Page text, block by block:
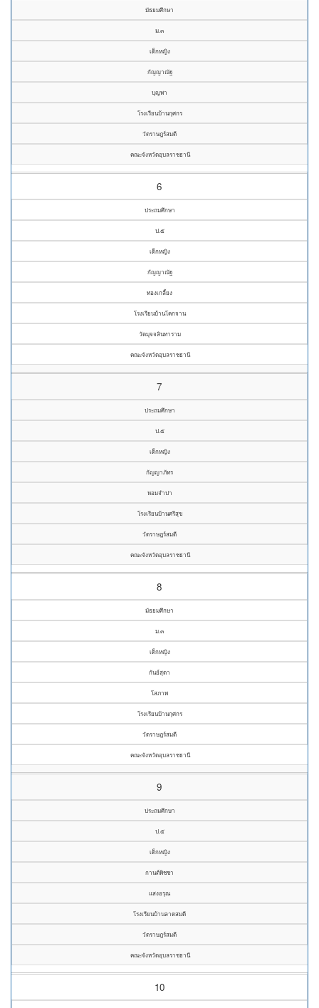
มัธยมศึกษา
ม.๓
เด็กหญิง
กัญญาณัฐ
บุญพา
โรงเรียนบ้านกุศกร
วัดราษฎร์สมดี
คณะจังหวัดอุบลราชธานี
6
ประถมศึกษา
ป.๕
เด็กหญิง
กัญญาณัฐ
ทองเกลี้ยง
โรงเรียนบ้านโคกจาน
วัดมุจจลินทาราม
คณะจังหวัดอุบลราชธานี
7
ประถมศึกษา
ป.๕
เด็กหญิง
กัญญาภัทร
หอมจำปา
โรงเรียนบ้านศรีสุข
วัดราษฎร์สมดี
คณะจังหวัดอุบลราชธานี
8
มัธยมศึกษา
ม.๓
เด็กหญิง
กันย์สุดา
โสภาพ
โรงเรียนบ้านกุศกร
วัดราษฎร์สมดี
คณะจังหวัดอุบลราชธานี
9
ประถมศึกษา
ป.๕
เด็กหญิง
กานต์พิชชา
แสงอรุณ
โรงเรียนบ้านลาดสมดี
วัดราษฎร์สมดี
คณะจังหวัดอุบลราชธานี
10